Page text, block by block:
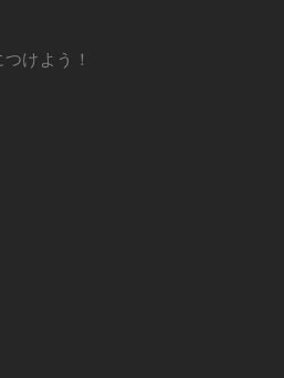
けよう！